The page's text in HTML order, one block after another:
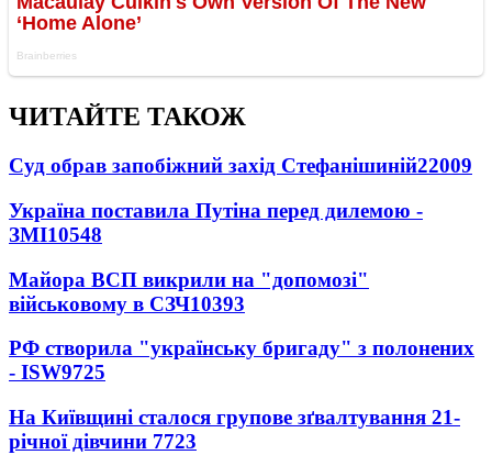
ЧИТАЙТЕ ТАКОЖ
Суд обрав запобіжний захід Стефанішиній22009
Україна поставила Путіна перед дилемою -
ЗМІ10548
Майора ВСП викрили на "допомозі"
військовому в СЗЧ10393
РФ створила "українську бригаду" з полонених
- ISW9725
На Київщині сталося групове зґвалтування 21-
річної дівчини 7723